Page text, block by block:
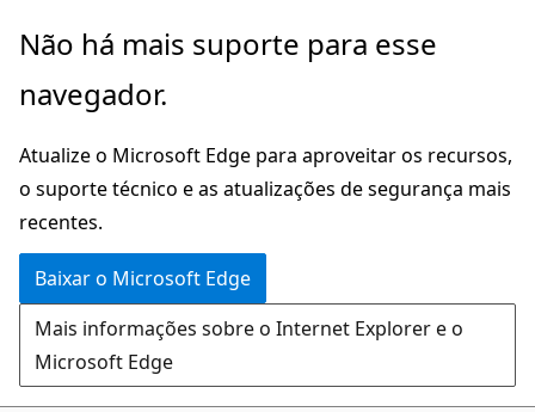
Pular
o
principal
Não há mais suporte para esse
navegador.
Atualize o Microsoft Edge para aproveitar os recursos,
o suporte técnico e as atualizações de segurança mais
recentes.
Baixar o Microsoft Edge
Mais informações sobre o Internet Explorer e o
Microsoft Edge